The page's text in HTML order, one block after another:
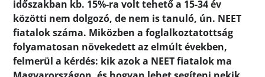
időszakban kb. 15%-ra volt tehető a 15-34 év
közötti nem dolgozó, de nem is tanuló, ún. NEET
fiatalok száma. Miközben a foglalkoztatottság
folyamatosan növekedett az elmúlt években,
felmerül a kérdés: kik azok a NEET fiatalok ma